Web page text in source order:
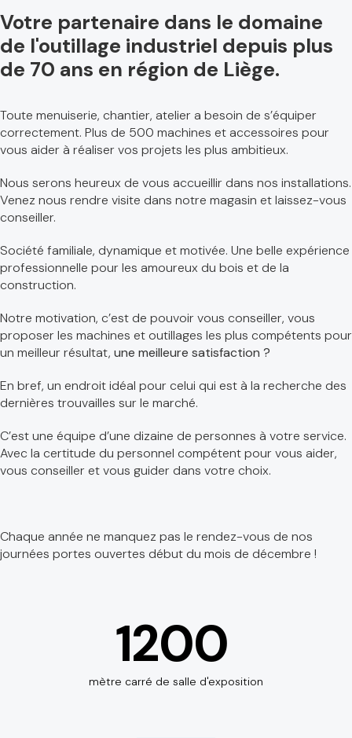
Votre partenaire dans le domaine
de l'outillage industriel depuis plus
de 70 ans en région de Liège.
Toute menuiserie, chantier, atelier a besoin de s’équiper
correctement. Plus de 500 machines et accessoires pour
vous aider à réaliser vos projets les plus ambitieux.
Nous serons heureux de vous accueillir dans nos installations.
Venez nous rendre visite dans notre magasin et laissez-vous
conseiller.
Société familiale, dynamique et motivée. Une belle expérience
professionnelle pour les amoureux du bois et de la
construction.
Notre motivation, c’est de pouvoir vous conseiller, vous
proposer les machines et outillages les plus compétents pour
un meilleur résultat, une meilleure satisfaction ?
En bref, un endroit idéal pour celui qui est à la recherche des
dernières trouvailles sur le marché.
C’est une équipe d’une dizaine de personnes à votre service.
Avec la certitude du personnel compétent pour vous aider,
vous conseiller et vous guider dans votre choix.
Chaque année ne manquez pas le rendez-vous de nos
journées portes ouvertes début du mois de décembre !
1200
mètre carré de salle d'exposition